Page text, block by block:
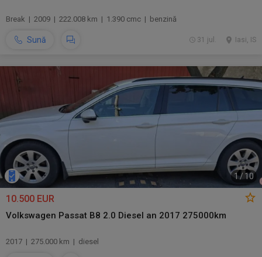
Break | 2009 | 222.008 km | 1.390 cmc | benzină
Sună Iasi, IS
31 jul.
1/ 10
10.500 EUR
Volkswagen Passat B8 2.0 Diesel an 2017 275000km
2017 | 275.000 km | diesel